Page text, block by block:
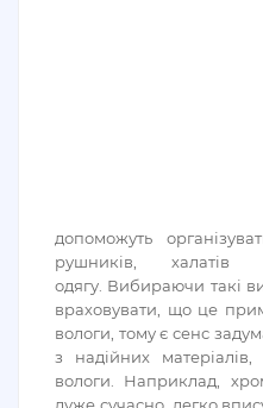
допоможуть
рушників,
одягу. Вибираючи такі
враховувати, що це
вологи, тому є сенс
з надійних
вологи. Наприклад,